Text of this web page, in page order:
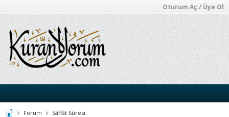
Oturum Aç / Üye Ol
Forum Sâffât Sûresi